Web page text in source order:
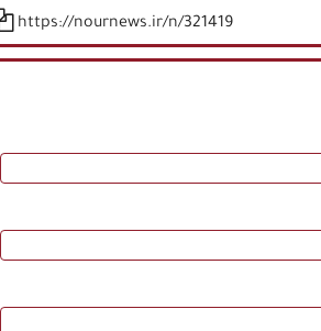
https://nournews.ir/n/321419